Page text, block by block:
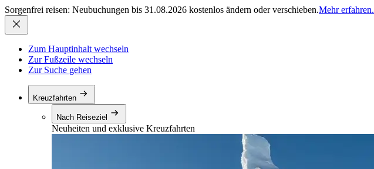
Sorgenfrei reisen: Neubuchungen bis 31.08.2026 kostenlos ändern oder verschieben.Mehr erfahren.
Zum Hauptinhalt wechseln
Zur Fußzeile wechseln
Zur Suche gehen
Kreuzfahrten
Nach Reiseziel
Neuheiten und exklusive Kreuzfahrten